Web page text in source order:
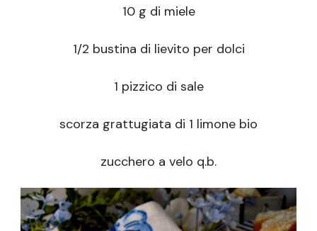
10 g di miele
1/2 bustina di lievito per dolci
1 pizzico di sale
scorza grattugiata di 1 limone bio
zucchero a velo q.b.